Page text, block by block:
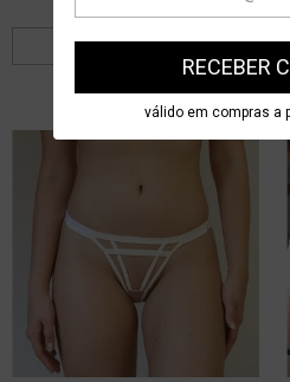
RECEBER
válido em compras a
x deR$98,00sem juros